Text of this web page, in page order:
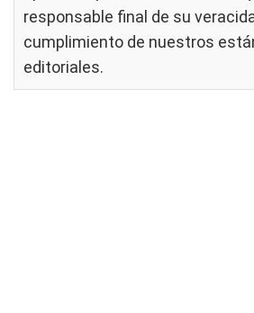
responsable final de su
cumplimiento de nuestros
editoriales.